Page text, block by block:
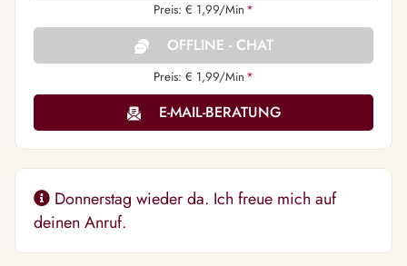
Preis: € 1,99/Min *
OFFLINE - CHAT
Preis: € 1,99/Min *
E-MAIL-BERATUNG
Donnerstag wieder da. Ich freue mich auf
deinen Anruf.